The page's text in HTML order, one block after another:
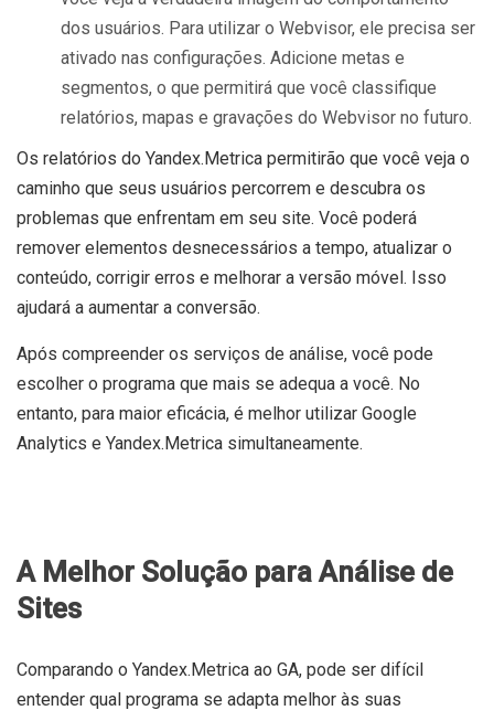
dos usuários. Para utilizar o Webvisor, ele precisa ser
ativado nas configurações. Adicione metas e
segmentos, o que permitirá que você classifique
relatórios, mapas e gravações do Webvisor no futuro.
Os relatórios do Yandex.Metrica permitirão que você veja o
caminho que seus usuários percorrem e descubra os
problemas que enfrentam em seu site. Você poderá
remover elementos desnecessários a tempo, atualizar o
conteúdo, corrigir erros e melhorar a versão móvel. Isso
ajudará a aumentar a conversão.
Após compreender os serviços de análise, você pode
escolher o programa que mais se adequa a você. No
entanto, para maior eficácia, é melhor utilizar Google
Analytics e Yandex.Metrica simultaneamente.
A Melhor Solução para Análise de
Sites
Comparando o Yandex.Metrica ao GA, pode ser difícil
entender qual programa se adapta melhor às suas